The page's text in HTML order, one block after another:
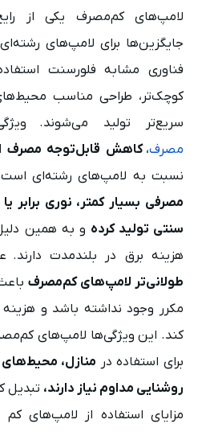
لامپ‌های کم‌مصرف یکی از
جایگزین‌ها برای لامپ‌های
فناوری مشابه فلورسنت
کوچک‌تر، طراحی مناسب
سریع‌تر تولید می‌شوند.
مصرف،کاهش قابل‌توجه مصرف
نسبت به لامپ‌های رشته‌ای
مصرفی بسیار کمتر، نوری برابر
سنتی تولید کرده و به همین
هزینه برق در بلندمدت دارند.
طولانی‌تر لامپ‌های کم‌مصرف
مکرر وجود نداشته باشد و
کند. این ویژگی‌ها لامپ‌های
برای استفاده در منازل،
روشنایی مداوم نیاز دارند، تبدیل
مزایای استفاده از لامپ‌های